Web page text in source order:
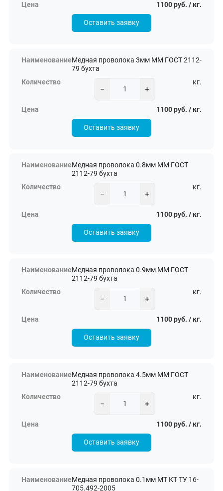
1100 руб. / кг.
Оставить заявку
Медная проволока 3мм ММ ГОСТ 2112-
79 бухта
− +
кг.
1100 руб. / кг.
Оставить заявку
Медная проволока 0.8мм ММ ГОСТ
2112-79 бухта
− +
кг.
1100 руб. / кг.
Оставить заявку
Медная проволока 0.9мм ММ ГОСТ
2112-79 бухта
− +
кг.
1100 руб. / кг.
Оставить заявку
Медная проволока 4.5мм ММ ГОСТ
2112-79 бухта
− +
кг.
1100 руб. / кг.
Оставить заявку
Медная проволока 0.1мм МТ КТ ТУ 16-
705.492-2005